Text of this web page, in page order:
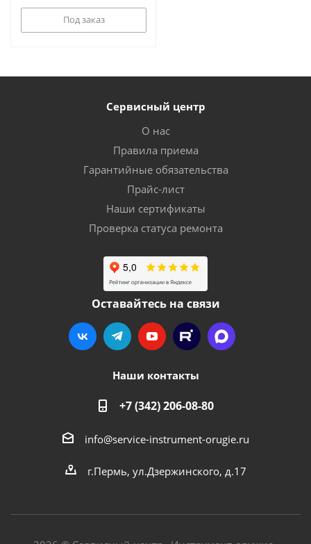
Под заказ
Сервисный центр
О нас
Правила приема
Гарантийные обязательства
Прайс-лист
Наши сертификаты
Проверка статуса ремонта
Оставайтесь на связи
Наши контакты
+7 (342) 206-08-80
info@service-instrument-orugie.ru
г.Пермь, ул.Дзержинского, д.17